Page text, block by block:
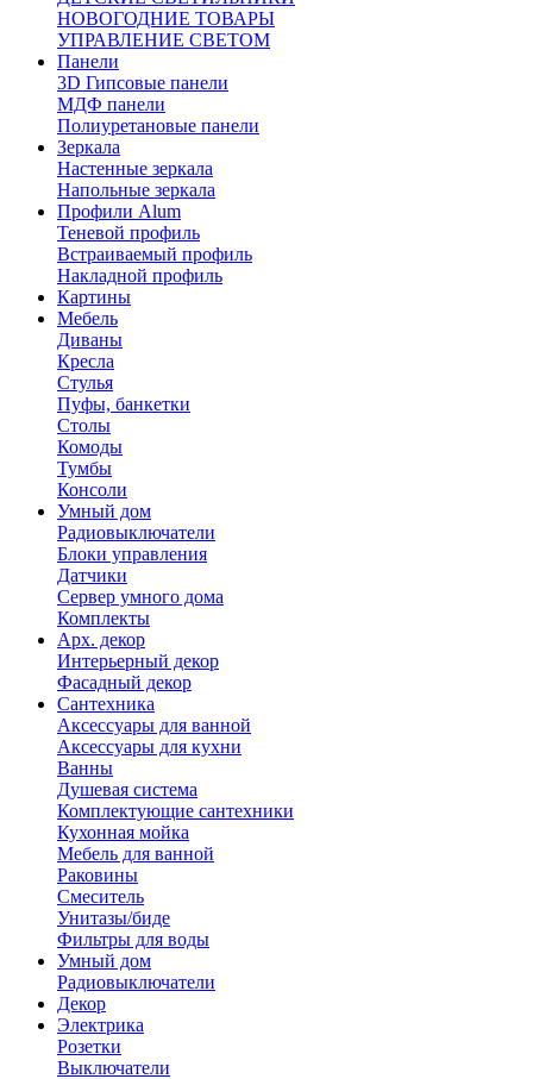
НОВОГОДНИЕ ТОВАРЫ
УПРАВЛЕНИЕ СВЕТОМ
Панели
3D Гипсовые панели
МДФ панели
Полиуретановые панели
Зеркала
Настенные зеркала
Напольные зеркала
Профили Alum
Теневой профиль
Встраиваемый профиль
Накладной профиль
Картины
Мебель
Диваны
Кресла
Стулья
Пуфы, банкетки
Столы
Комоды
Тумбы
Консоли
Умный дом
Радиовыключатели
Блоки управления
Датчики
Сервер умного дома
Комплекты
Арх. декор
Интерьерный декор
Фасадный декор
Сантехника
Аксессуары для ванной
Аксессуары для кухни
Ванны
Душевая система
Комплектующие сантехники
Кухонная мойка
Мебель для ванной
Раковины
Смеситель
Унитазы/биде
Фильтры для воды
Умный дом
Радиовыключатели
Декор
Электрика
Розетки
Выключатели